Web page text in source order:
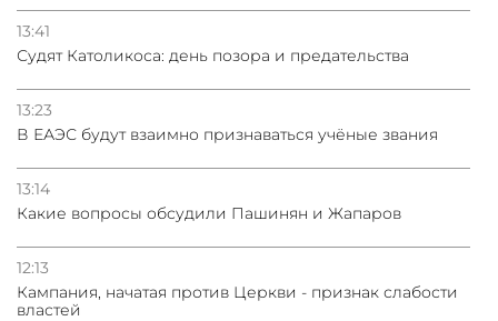
13:41
Судят Католикоса: день позора и предательства
13:23
В ЕАЭС будут взаимно признаваться учёные звания
13:14
Какие вопросы обсудили Пашинян и Жапаров
12:13
Кампания, начатая против Церкви - признак слабости
властей